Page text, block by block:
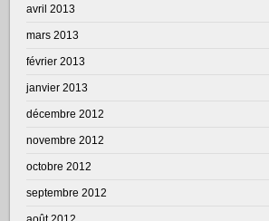
avril 2013
mars 2013
février 2013
janvier 2013
décembre 2012
novembre 2012
octobre 2012
septembre 2012
août 2012